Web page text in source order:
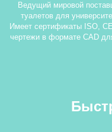
Ведущий мировой
туалетов для
Имеет сертификаты ISO,
чертежи в формате CAD